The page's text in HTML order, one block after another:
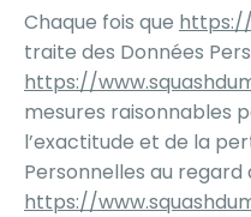
Chaque fois que
traite des Données
https://
mesures raisonnables
l’exactitude et de la
Personnelles au
https://